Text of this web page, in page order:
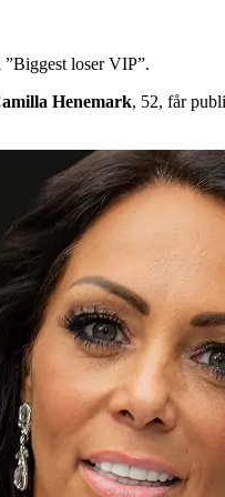
loser VIP”.
Henemark, 52, får